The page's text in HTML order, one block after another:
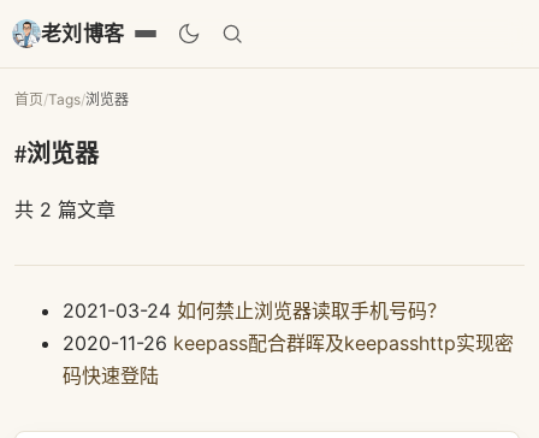
老刘博客
首页/Tags/浏览器
#浏览器
共 2 篇文章
2021-03-24 如何禁止浏览器读取手机号码？
2020-11-26 keepass配合群晖及keepasshttp实现密
码快速登陆